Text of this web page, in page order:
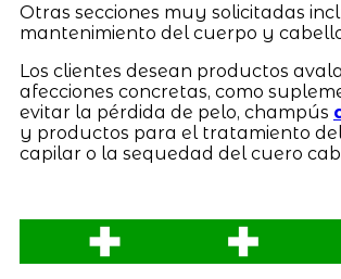
Otras secciones muy solicitadas
mantenimiento del cuerpo y
Los clientes desean productos
afecciones concretas, como
evitar la pérdida de pelo, champús
y productos para el tratamiento
capilar o la sequedad del cuero